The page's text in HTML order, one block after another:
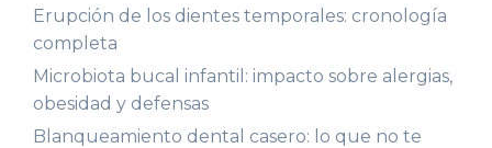
Erupción de los dientes temporales: cronología
completa
Microbiota bucal infantil: impacto sobre alergias,
obesidad y defensas
Blanqueamiento dental casero: lo que no te